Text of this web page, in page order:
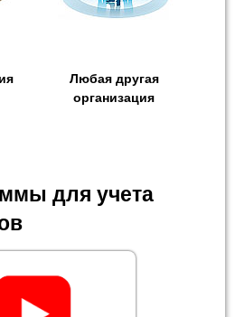
Любая другая
организация
для учета